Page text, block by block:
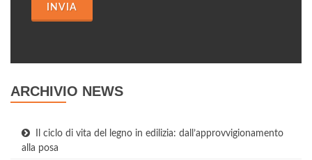
INVIA
ARCHIVIO NEWS
Il ciclo di vita del legno in edilizia: dall’approvvigionamento
alla posa